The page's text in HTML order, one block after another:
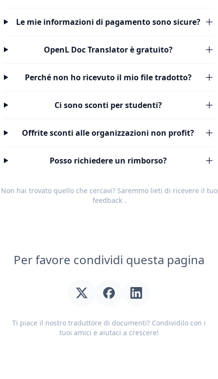
Le mie informazioni di pagamento sono sicure?
OpenL Doc Translator è gratuito?
Perché non ho ricevuto il mio file tradotto?
Ci sono sconti per studenti?
Offrite sconti alle organizzazioni non profit?
Posso richiedere un rimborso?
Non hai trovato quello che cercavi? Saremmo lieti di ricevere il tuo
feedback.
Per favore condividi questa pagina
Ti piace il nostro traduttore di documenti? Condividilo con i
tuoi amici e aiutaci a crescere!